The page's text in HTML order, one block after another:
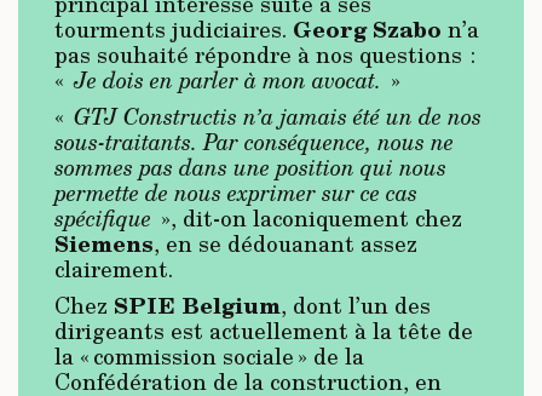
tourments judiciaires. Georg Szabo n’a
pas souhaité répondre à nos questions :
«Je dois en parler à mon avocat. »
« GTJ Constructis n’a jamais été un de nos
sous-traitants. Par conséquence, nous ne
sommes pas dans une position qui nous
permette de nous exprimer sur ce cas
spécifique », dit-on laconiquement chez
Siemens, en se dédouanant assez
clairement.
Chez SPIE Belgium, dont l’un des
dirigeants est actuellement à la tête de
la « commission sociale » de la
Confédération de la construction, en